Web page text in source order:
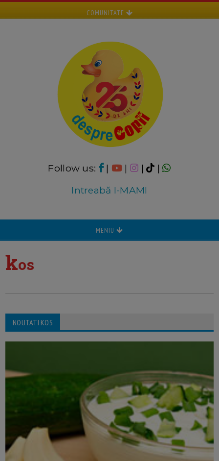
COMUNITATE
Follow us: | | |
|
Intreabă I-MAMI
MENIU
kos
NOUTATI KOS